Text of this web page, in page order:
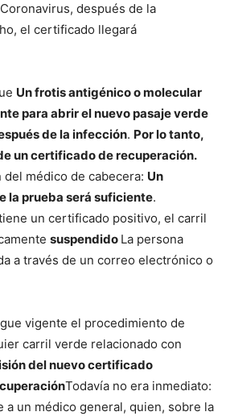
después de la
el certificado llegará
Un frotis antigénico o molecular
para abrir el nuevo pasaje verde
de la infección. Por lo tanto,
un certificado de recuperación.
médico de cabecera: Un
la prueba será suficiente.
un certificado positivo, el carril
suspendido La persona
a través de un correo electrónico o
vigente el procedimiento de
carril verde relacionado con
del nuevo certificado
Todavía no era inmediato:
a un médico general, quien, sobre la